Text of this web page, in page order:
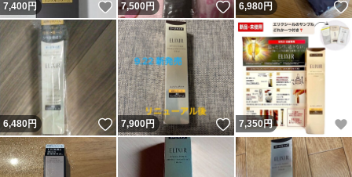
7,400円 いいね！
7,500円 いいね！
6,980円
6,480円 いいね！
7,900円 いいね！
7,350円